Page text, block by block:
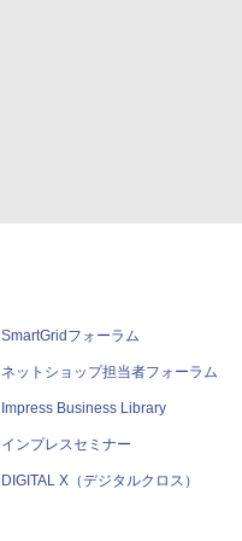
SmartGridフォーラム
ネットショップ担当者フォーラム
Impress Business Library
インプレスセミナー
DIGITAL X（デジタルクロス）